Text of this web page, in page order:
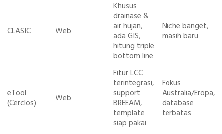
CLASIC Web
Khusus
drainase &
air hujan,
ada GIS,
hitung triple
bottom line
Niche banget,
masih baru
eTool
(Cerclos)
Web
Fitur LCC
terintegrasi,
support
BREEAM,
template
siap pakai
Fokus
Australia/Eropa,
database
terbatas